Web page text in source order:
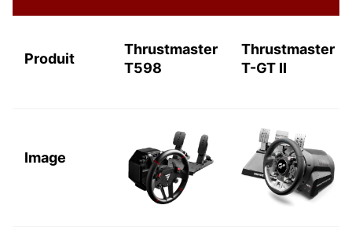
Produit
Thrustmaster
T598
Thrustmaster
T-GT II
Image